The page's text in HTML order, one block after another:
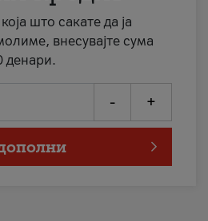
што сакате да ја
внесувајте сума
денари.
- +